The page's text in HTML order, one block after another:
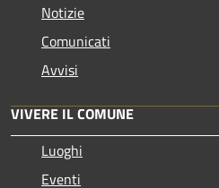
Notizie
Comunicati
Avvisi
VIVERE IL COMUNE
Luoghi
Eventi